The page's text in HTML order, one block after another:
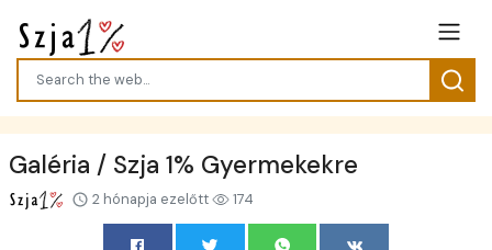
Galéria / Szja 1% Gyermekekre
2 hónapja ezelőtt 174